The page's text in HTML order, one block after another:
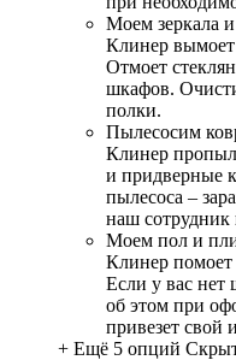
Моем зеркала
Клинер вымоет
Отмоет
шкафов.
полки.
Пылесосим
Клинер
и придверные
пылесоса –
наш сотрудник
Моем пол и
Клинер помоет
Если у вас нет
об этом при
привезет свой
+ Ещё 5 опций